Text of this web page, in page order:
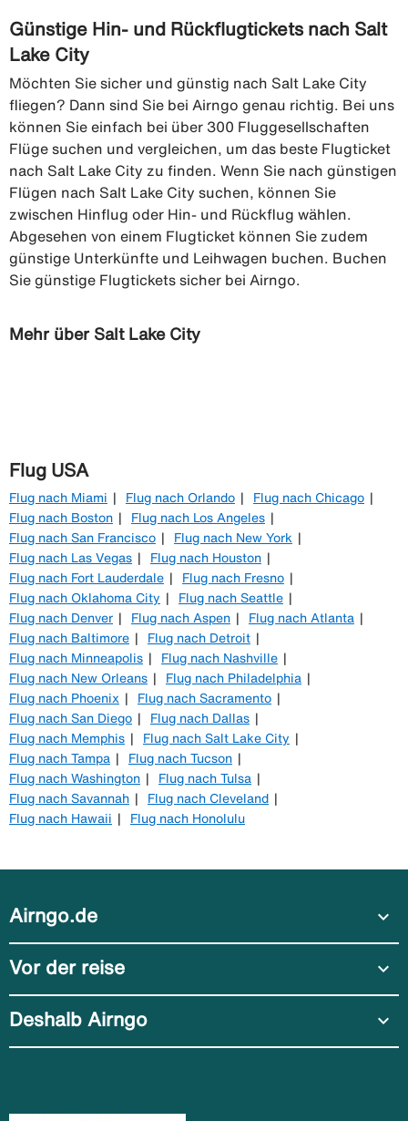
Günstige Hin- und Rückflugtickets nach Salt
Lake City
Möchten Sie sicher und günstig nach Salt Lake City
fliegen? Dann sind Sie bei Airngo genau richtig. Bei uns
können Sie einfach bei über 300 Fluggesellschaften
Flüge suchen und vergleichen, um das beste Flugticket
nach Salt Lake City zu finden. Wenn Sie nach günstigen
Flügen nach Salt Lake City suchen, können Sie
zwischen Hinflug oder Hin- und Rückflug wählen.
Abgesehen von einem Flugticket können Sie zudem
günstige Unterkünfte und Leihwagen buchen. Buchen
Sie günstige Flugtickets sicher bei Airngo.
Mehr über Salt Lake City
Flug USA
Flug nach Miami Flug nach Orlando
Flug nach Chicago
Flug nach Boston
Flug nach Los Angeles
Flug nach San Francisco
Flug nach New York
Flug nach Las Vegas
Flug nach Houston
Flug nach Fort Lauderdale
Flug nach Fresno
Flug nach Oklahoma City
Flug nach Seattle
Flug nach Denver
Flug nach Aspen
Flug nach Atlanta
Flug nach Baltimore
Flug nach Detroit
Flug nach Minneapolis
Flug nach Nashville
Flug nach New Orleans
Flug nach Philadelphia
Flug nach Phoenix
Flug nach Sacramento
Flug nach San Diego
Flug nach Dallas
Flug nach Memphis
Flug nach Salt Lake City
Flug nach Tampa
Flug nach Tucson
Flug nach Washington
Flug nach Tulsa
Flug nach Savannah
Flug nach Cleveland
Flug nach Hawaii
Flug nach Honolulu
Airngo.de expand_more
Vor der reise expand_more
Deshalb Airngo expand_more